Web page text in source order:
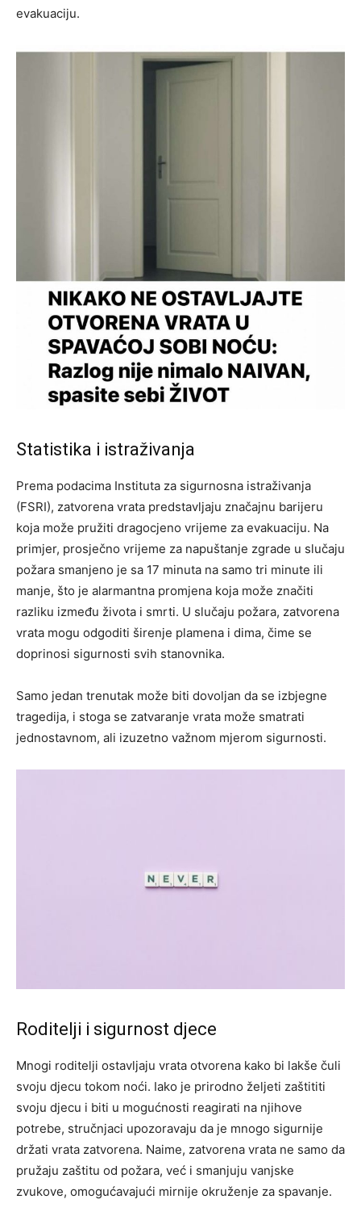
evakuaciju.
Statistika i istraživanja
Prema podacima Instituta za sigurnosna istraživanja
(FSRI), zatvorena vrata predstavljaju značajnu barijeru
koja može pružiti dragocjeno vrijeme za evakuaciju. Na
primjer, prosječno vrijeme za napuštanje zgrade u slučaju
požara smanjeno je sa 17 minuta na samo tri minute ili
manje, što je alarmantna promjena koja može značiti
razliku između života i smrti. U slučaju požara, zatvorena
vrata mogu odgoditi širenje plamena i dima, čime se
doprinosi sigurnosti svih stanovnika.
Samo jedan trenutak može biti dovoljan da se izbjegne
tragedija, i stoga se zatvaranje vrata može smatrati
jednostavnom, ali izuzetno važnom mjerom sigurnosti.
Roditelji i sigurnost djece
Mnogi roditelji ostavljaju vrata otvorena kako bi lakše čuli
svoju djecu tokom noći. Iako je prirodno željeti zaštititi
svoju djecu i biti u mogućnosti reagirati na njihove
potrebe, stručnjaci upozoravaju da je mnogo sigurnije
držati vrata zatvorena. Naime, zatvorena vrata ne samo da
pružaju zaštitu od požara, već i smanjuju vanjske
zvukove, omogućavajući mirnije okruženje za spavanje.